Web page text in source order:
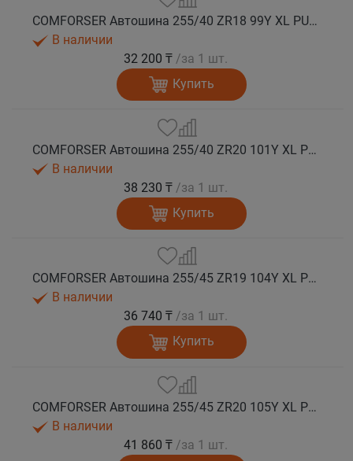
COMFORSER Автошина 255/40 ZR18 99Y XL PURESPEED лето
В наличии
32 200 ₸ /за 1 шт.
Купить
COMFORSER Автошина 255/40 ZR20 101Y XL PURESPEED лето
В наличии
38 230 ₸ /за 1 шт.
Купить
COMFORSER Автошина 255/45 ZR19 104Y XL PURESPEED лето
В наличии
36 740 ₸ /за 1 шт.
Купить
COMFORSER Автошина 255/45 ZR20 105Y XL PURESPEED лето
В наличии
41 860 ₸ /за 1 шт.